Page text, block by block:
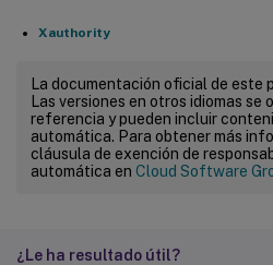
Xauthority
La documentación oficial de este
Las versiones en otros idiomas se
referencia y pueden incluir
automática. Para obtener más
cláusula de exención de
automática en Cloud Software
¿Le ha resultado útil?